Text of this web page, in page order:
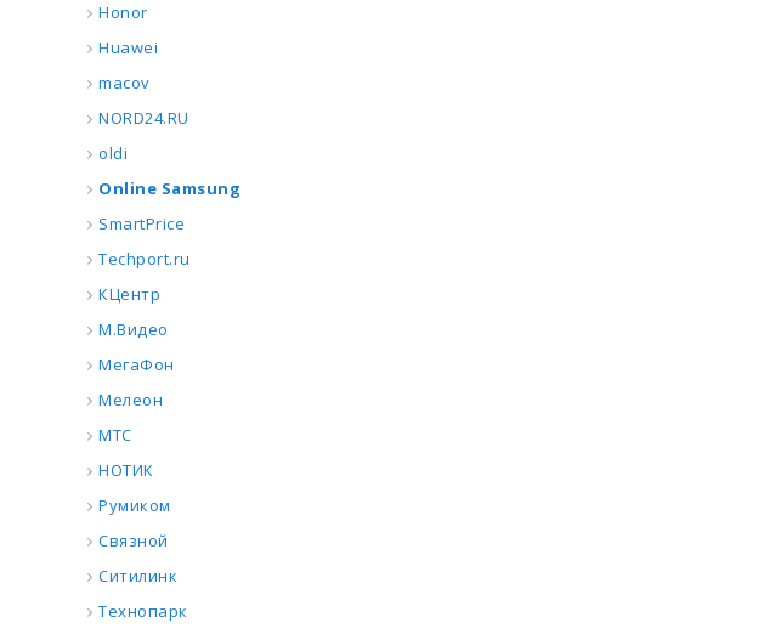
Honor
Huawei
macov
NORD24.RU
oldi
Online Samsung
SmartPrice
Techport.ru
КЦентр
М.Видео
МегаФон
Мелеон
МТС
НОТИК
Румиком
Связной
Ситилинк
Технопарк